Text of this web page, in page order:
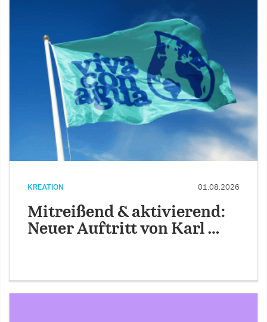
KREATION 01.08.2026
Mitreißend & aktivierend:
Neuer Auftritt von Karl …